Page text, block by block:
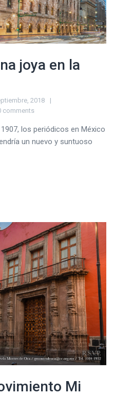
joya en la
2018
comments
los periódicos en México
un nuevo y suntuoso
Mi